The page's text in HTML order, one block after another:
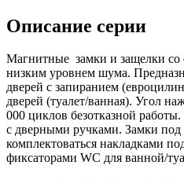
Описание серии
Магнитные замки и защелки
низким уровнем шума.
дверей с запиранием
дверей (туалет/ванная). Угол
000 циклов безотказной
с дверными ручками. Замки под
комплектоваться накладками
фиксаторами WC для ванной/